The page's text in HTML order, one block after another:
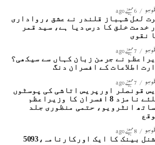
6 مہینے ago
لعل شہباز قلندر نے عشق ،رواداری
خدمت خلق کا درس دیا ہے، سید قمر
نقوی
7 مہینے ago
نے جرمن زبان کہاں سے سیکھی؟
اطلاعات کے افسران دنگ
7 مہینے ago
قونصلر اورپریس اتاشی کی پوسٹوں
کیلئے نامزد 8 افسران کا وزیراعظم
انٹرویو، حتمی منظوری جلد
8 مہینے ago
نیشنل بینک کا ایک اورکارنامہ،5093